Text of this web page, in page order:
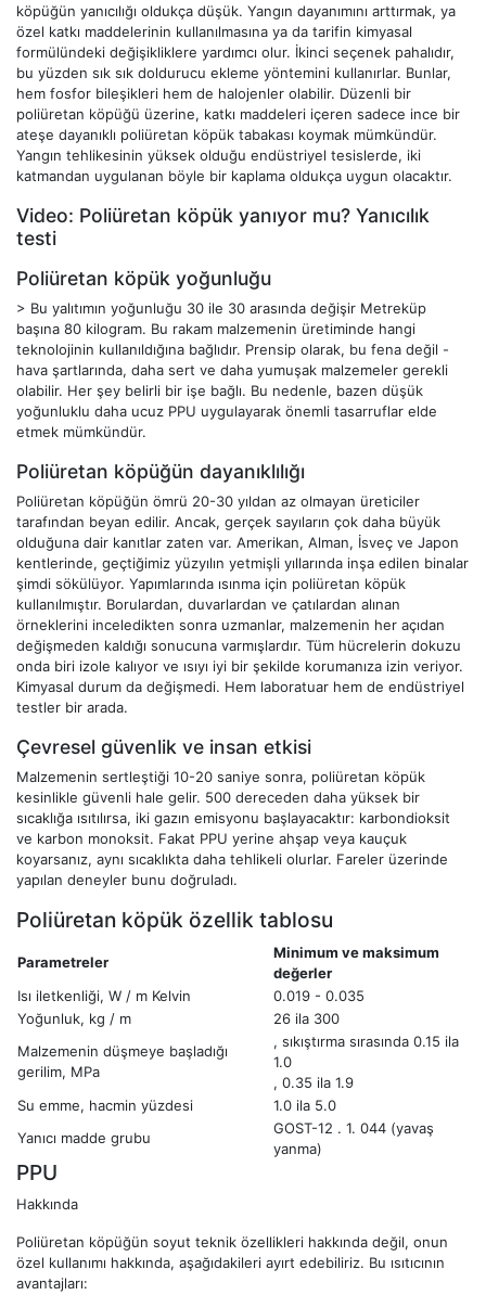
köpüğün yanıcılığı oldukça düşük. Yangın dayanımını arttırmak, ya
özel katkı maddelerinin kullanılmasına ya da tarifin kimyasal
formülündeki değişikliklere yardımcı olur. İkinci seçenek pahalıdır,
bu yüzden sık sık doldurucu ekleme yöntemini kullanırlar. Bunlar,
hem fosfor bileşikleri hem de halojenler olabilir. Düzenli bir
poliüretan köpüğü üzerine, katkı maddeleri içeren sadece ince bir
ateşe dayanıklı poliüretan köpük tabakası koymak mümkündür.
Yangın tehlikesinin yüksek olduğu endüstriyel tesislerde, iki
katmandan uygulanan böyle bir kaplama oldukça uygun olacaktır.
Video: Poliüretan köpük yanıyor mu? Yanıcılık
testi
Poliüretan köpük yoğunluğu
> Bu yalıtımın yoğunluğu 30 ile 30 arasında değişir Metreküp
başına 80 kilogram. Bu rakam malzemenin üretiminde hangi
teknolojinin kullanıldığına bağlıdır. Prensip olarak, bu fena değil -
hava şartlarında, daha sert ve daha yumuşak malzemeler gerekli
olabilir. Her şey belirli bir işe bağlı. Bu nedenle, bazen düşük
yoğunluklu daha ucuz PPU uygulayarak önemli tasarruflar elde
etmek mümkündür.
Poliüretan köpüğün dayanıklılığı
Poliüretan köpüğün ömrü 20-30 yıldan az olmayan üreticiler
tarafından beyan edilir. Ancak, gerçek sayıların çok daha büyük
olduğuna dair kanıtlar zaten var. Amerikan, Alman, İsveç ve Japon
kentlerinde, geçtiğimiz yüzyılın yetmişli yıllarında inşa edilen binalar
şimdi sökülüyor. Yapımlarında ısınma için poliüretan köpük
kullanılmıştır. Borulardan, duvarlardan ve çatılardan alınan
örneklerini inceledikten sonra uzmanlar, malzemenin her açıdan
değişmeden kaldığı sonucuna varmışlardır. Tüm hücrelerin dokuzu
onda biri izole kalıyor ve ısıyı iyi bir şekilde korumanıza izin veriyor.
Kimyasal durum da değişmedi. Hem laboratuar hem de endüstriyel
testler bir arada.
Çevresel güvenlik ve insan etkisi
Malzemenin sertleştiği 10-20 saniye sonra, poliüretan köpük
kesinlikle güvenli hale gelir. 500 dereceden daha yüksek bir
sıcaklığa ısıtılırsa, iki gazın emisyonu başlayacaktır: karbondioksit
ve karbon monoksit. Fakat PPU yerine ahşap veya kauçuk
koyarsanız, aynı sıcaklıkta daha tehlikeli olurlar. Fareler üzerinde
yapılan deneyler bunu doğruladı.
Poliüretan köpük özellik tablosu
Parametreler
Minimum ve maksimum
değerler
Isı iletkenliği, W / m Kelvin
0.019 - 0.035
Yoğunluk, kg / m
26 ila 300
Malzemenin düşmeye başladığı
gerilim, MPa
, sıkıştırma sırasında 0.15 ila
1.0
, 0.35 ila 1.9
Su emme, hacmin yüzdesi
1.0 ila 5.0
Yanıcı madde grubu
GOST-12 . 1. 044 (yavaş
yanma)
PPU
Hakkında
Poliüretan köpüğün soyut teknik özellikleri hakkında değil, onun
özel kullanımı hakkında, aşağıdakileri ayırt edebiliriz. Bu ısıtıcının
avantajları: